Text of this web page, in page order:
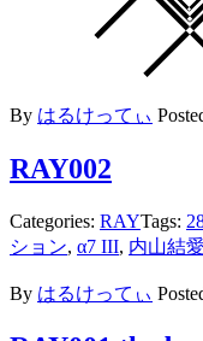
By はるけってぃ
RAY002
Categories: RAYTags:
ション, α7 III, 内山結愛
By はるけってぃ